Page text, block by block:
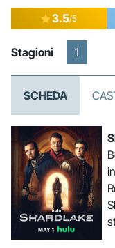
3.5/5
Stagioni 1
SCHEDA